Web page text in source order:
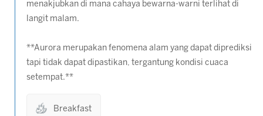
menakjubkan di mana cahaya bewarna-warni terlihat di
langit malam.
**Aurora merupakan fenomena alam yang dapat diprediksi
tapi tidak dapat dipastikan, tergantung kondisi cuaca
setempat.**
Breakfast